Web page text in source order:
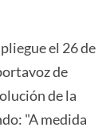
el 26 de
de
de la
"A medida